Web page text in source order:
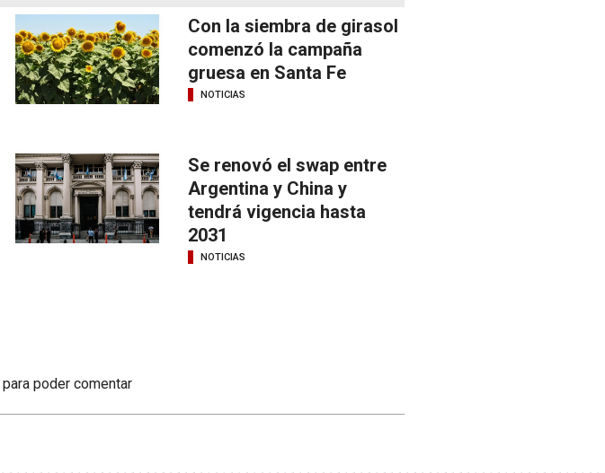
Con la siembra de girasol
comenzó la campaña
gruesa en Santa Fe
NOTICIAS
Se renovó el swap entre
Argentina y China y
tendrá vigencia hasta
2031
NOTICIAS
para poder comentar